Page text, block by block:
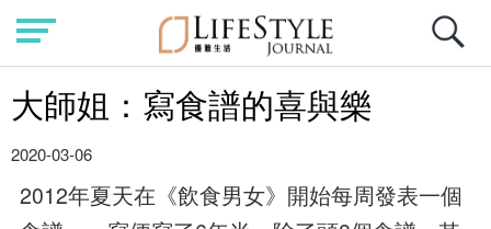
大師姐：寫食譜的喜與樂
2020-03-06
2012年夏天在《飲食男女》開始每周發表一個